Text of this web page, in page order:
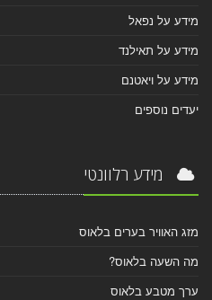
מידע על נפאל
מידע על תאילנד
מידע על ויאטנם
יעדים נוספים
מידע רלוונטי
מזג האוויר בערים בלאוס
מה השעה בלאוס?
ערך מטבע בלאוס